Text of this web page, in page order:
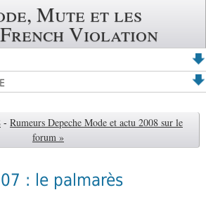
Mute et les
French Violation
- Rumeurs Depeche Mode et actu 2008 sur le
forum »
: le palmarès